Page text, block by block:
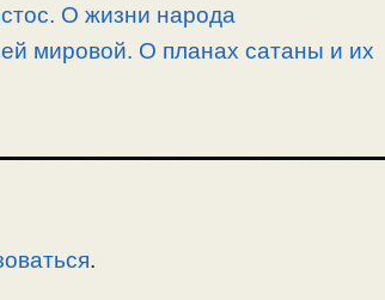
О жизни народа
мировой. О планах сатаны и их
.